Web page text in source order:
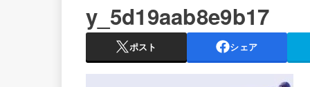
y_5d19aab8e9b17
ポスト シェア